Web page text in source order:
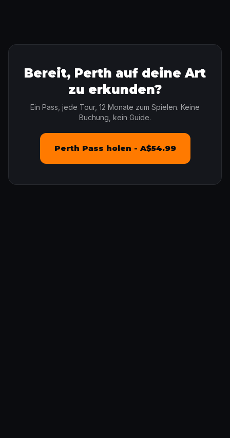
Bereit, Perth auf deine Art
zu erkunden?
Ein Pass, jede Tour, 12 Monate zum Spielen. Keine
Buchung, kein Guide.
Perth Pass holen - A$54.99